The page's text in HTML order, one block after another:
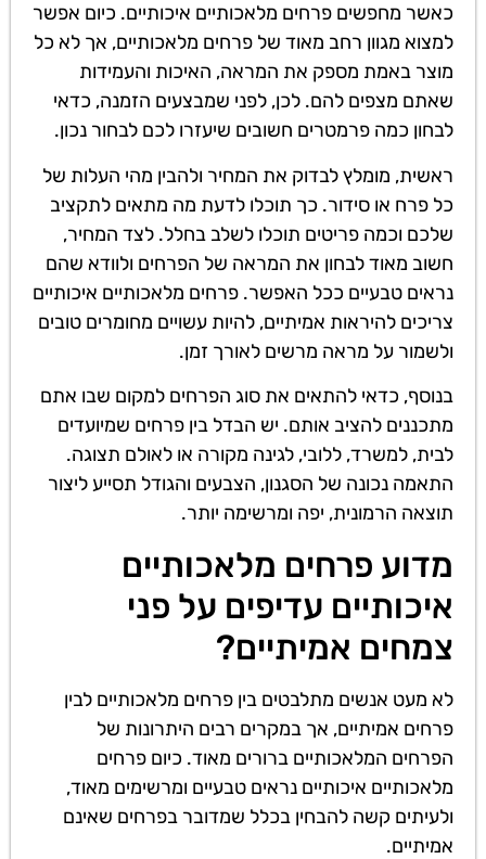
כאשר מחפשים פרחים מלאכותיים איכותיים. כיום אפשר
למצוא מגוון רחב מאוד של פרחים מלאכותיים, אך לא כל
מוצר באמת מספק את המראה, האיכות והעמידות
שאתם מצפים להם. לכן, לפני שמבצעים הזמנה, כדאי
לבחון כמה פרמטרים חשובים שיעזרו לכם לבחור נכון.
ראשית, מומלץ לבדוק את המחיר ולהבין מהי העלות של
כל פרח או סידור. כך תוכלו לדעת מה מתאים לתקציב
שלכם וכמה פריטים תוכלו לשלב בחלל. לצד המחיר,
חשוב מאוד לבחון את המראה של הפרחים ולוודא שהם
נראים טבעיים ככל האפשר. פרחים מלאכותיים איכותיים
צריכים להיראות אמיתיים, להיות עשויים מחומרים טובים
ולשמור על מראה מרשים לאורך זמן.
בנוסף, כדאי להתאים את סוג הפרחים למקום שבו אתם
מתכננים להציב אותם. יש הבדל בין פרחים שמיועדים
לבית, למשרד, ללובי, לגינה מקורה או לאולם תצוגה.
התאמה נכונה של הסגנון, הצבעים והגודל תסייע ליצור
תוצאה הרמונית, יפה ומרשימה יותר.
מדוע פרחים מלאכותיים
איכותיים עדיפים על פני
צמחים אמיתיים?
לא מעט אנשים מתלבטים בין פרחים מלאכותיים לבין
פרחים אמיתיים, אך במקרים רבים היתרונות של
הפרחים המלאכותיים ברורים מאוד. כיום פרחים
מלאכותיים איכותיים נראים טבעיים ומרשימים מאוד,
ולעיתים קשה להבחין בכלל שמדובר בפרחים שאינם
אמיתיים.